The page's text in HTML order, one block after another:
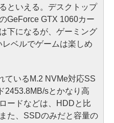
といえる。デスクトップ
GeForce GTX 1060カー
下になるが、ゲーミング
ベルでゲームは楽しめ
いるM.2 NVMe対応SS
2453.8MB/sとかなり高
ードなどは、HDDと比
た、SSDのみだと容量の